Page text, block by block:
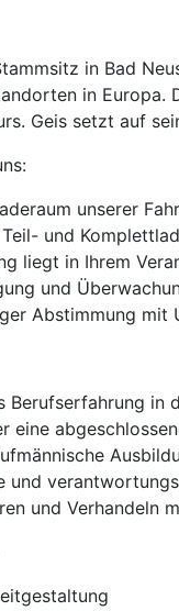
in Bad
in Europa.
Geis setzt auf
unserer
und
liegt in Ihrem
und
Abstimmung mit
Berufserfahrung
eine
und
und Verhandeln